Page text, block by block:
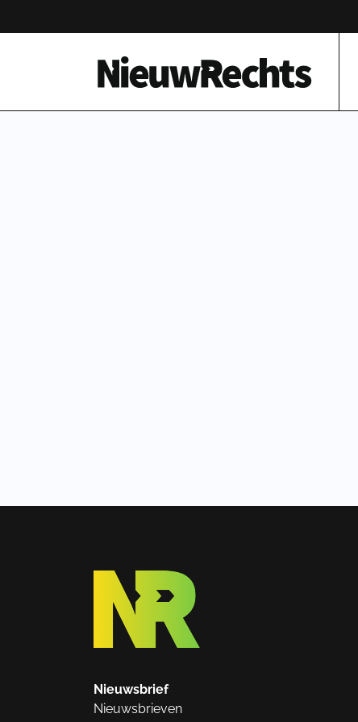
Homepage van NieuwRechts
Nieuwsbrief
Nieuwsbrieven